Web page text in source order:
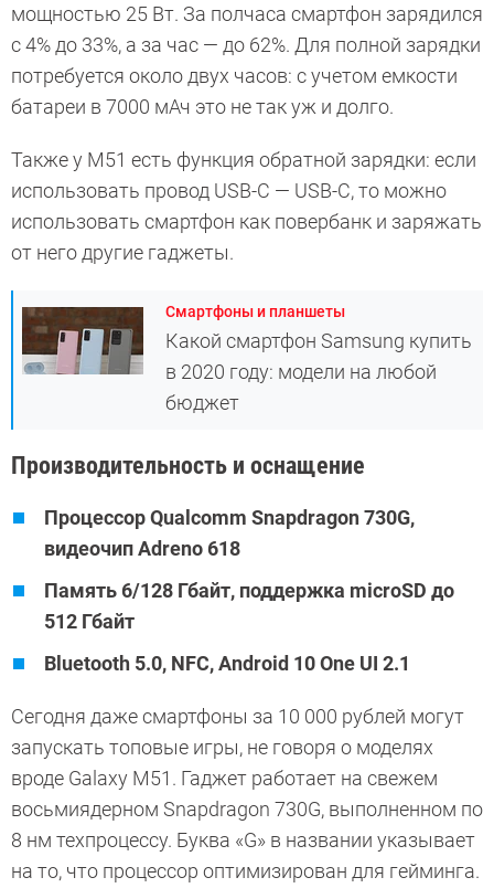
мощностью 25 Вт. За полчаса смартфон зарядился
с 4% до 33%, а за час — до 62%. Для полной зарядки
потребуется около двух часов: с учетом емкости
батареи в 7000 мАч это не так уж и долго.
Также у M51 есть функция обратной зарядки: если
использовать провод USB-C — USB-C, то можно
использовать смартфон как повербанк и заряжать
от него другие гаджеты.
Смартфоны и планшеты
Какой смартфон Samsung купить
в 2020 году: модели на любой
бюджет
Производительность и оснащение
Процессор Qualcomm Snapdragon 730G,
видеочип Adreno 618
Память 6/128 Гбайт, поддержка microSD до
512 Гбайт
Bluetooth 5.0, NFC, Android 10 One UI 2.1
Сегодня даже смартфоны за 10 000 рублей могут
запускать топовые игры, не говоря о моделях
вроде Galaxy M51. Гаджет работает на свежем
восьмиядерном Snapdragon 730G, выполненном по
8 нм техпроцессу. Буква «G» в названии указывает
на то, что процессор оптимизирован для гейминга.